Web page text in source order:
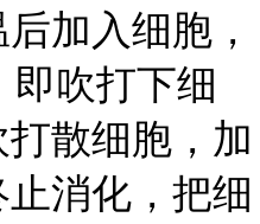
加入细胞，
即吹打下细
散细胞，加
消化，把细